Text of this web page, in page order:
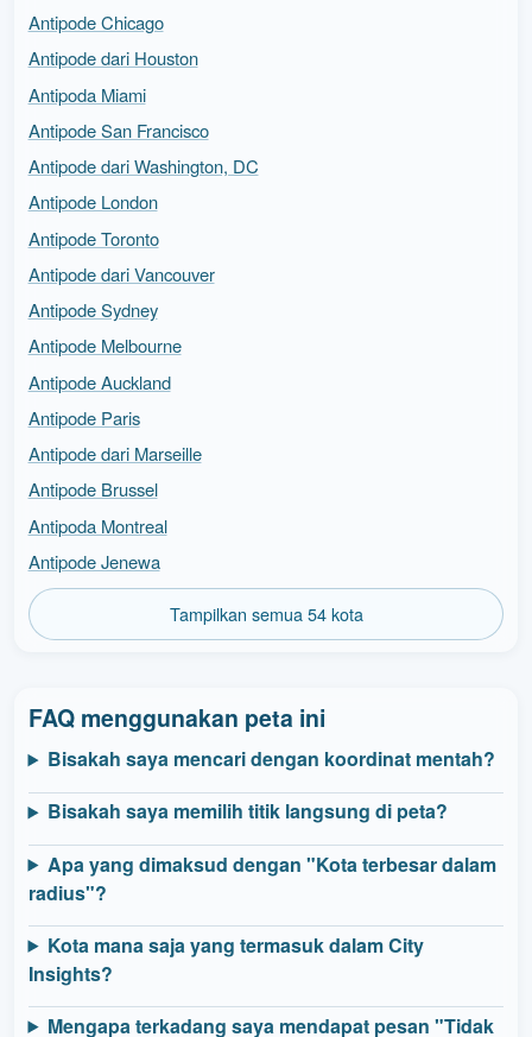
Antipode Chicago
Antipode dari Houston
Antipoda Miami
Antipode San Francisco
Antipode dari Washington, DC
Antipode London
Antipode Toronto
Antipode dari Vancouver
Antipode Sydney
Antipode Melbourne
Antipode Auckland
Antipode Paris
Antipode dari Marseille
Antipode Brussel
Antipoda Montreal
Antipode Jenewa
Tampilkan semua 54 kota
FAQ menggunakan peta ini
Bisakah saya mencari dengan koordinat mentah?
Bisakah saya memilih titik langsung di peta?
Apa yang dimaksud dengan "Kota terbesar dalam
radius"?
Kota mana saja yang termasuk dalam City
Insights?
Mengapa terkadang saya mendapat pesan "Tidak